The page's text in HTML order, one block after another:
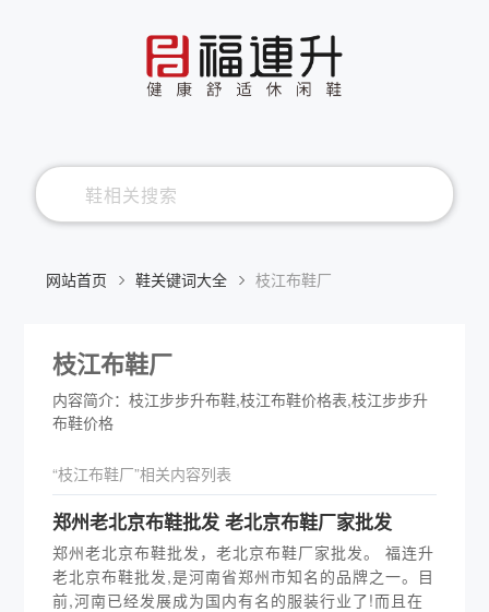
网站首页 鞋关键词大全 枝江布鞋厂
枝江布鞋厂
内容简介：枝江步步升布鞋,枝江布鞋价格表,枝江步步升
布鞋价格
“枝江布鞋厂”相关内容列表
郑州老北京布鞋批发 老北京布鞋厂家批发
郑州老北京布鞋批发，老北京布鞋厂家批发。 福连升
老北京布鞋批发,是河南省郑州市知名的品牌之一。目
前,河南已经发展成为国内有名的服装行业了!而且在